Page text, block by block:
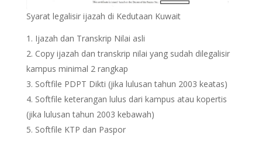
Syarat legalisir ijazah di Kedutaan Kuwait
Ijazah dan Transkrip Nilai asli
Copy ijazah dan transkrip nilai yang sudah dilegalisir
kampus minimal 2 rangkap
Softfile PDPT Dikti (jika lulusan tahun 2003 keatas)
Softfile keterangan lulus dari kampus atau kopertis
(jika lulusan tahun 2003 kebawah)
Softfile KTP dan Paspor